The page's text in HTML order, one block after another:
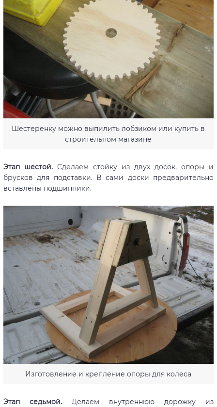
Шестеренку можно выпилить лобзиком или купить в
строительном магазине
Этап шестой.Сделаем стойку из двух досок, опоры и
брусков для подставки. В сами доски предварительно
вставлены подшипники.
Изготовление и крепление опоры для колеса
Этап седьмой.Делаем внутреннюю дорожку из